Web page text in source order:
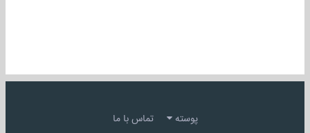
پوسته تماس با ما